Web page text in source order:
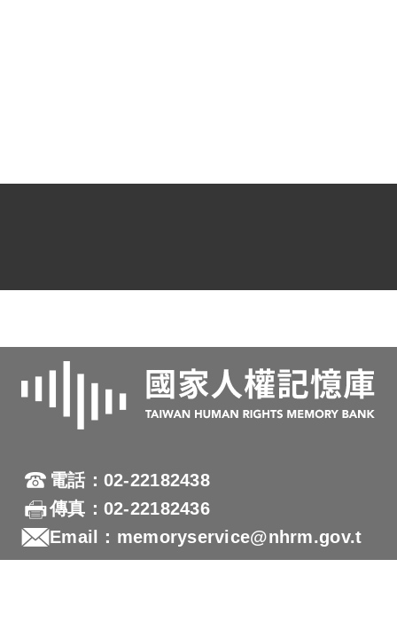
電話：02-22182438
傳真：02-22182436
Email：memoryservice@nhrm.gov.t
w